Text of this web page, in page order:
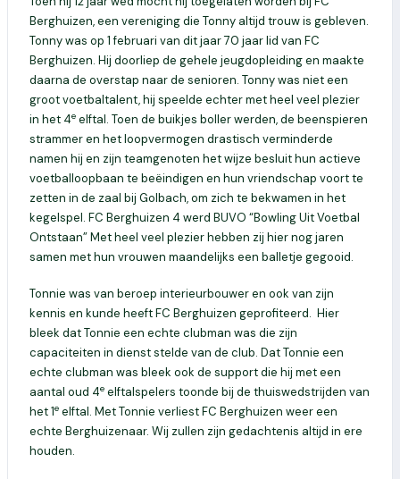
Berghuizen, een vereniging die Tonny altijd trouw is gebleven.
Tonny was op 1 februari van dit jaar 70 jaar lid van FC
Berghuizen. Hij doorliep de gehele jeugdopleiding en maakte
daarna de overstap naar de senioren. Tonny was niet een
groot voetbaltalent, hij speelde echter met heel veel plezier
in het 4e elftal. Toen de buikjes boller werden, de beenspieren
strammer en het loopvermogen drastisch verminderde
namen hij en zijn teamgenoten het wijze besluit hun actieve
voetballoopbaan te beëindigen en hun vriendschap voort te
zetten in de zaal bij Golbach, om zich te bekwamen in het
kegelspel. FC Berghuizen 4 werd BUVO “Bowling Uit Voetbal
Ontstaan” Met heel veel plezier hebben zij hier nog jaren
samen met hun vrouwen maandelijks een balletje gegooid.
Tonnie was van beroep interieurbouwer en ook van zijn
kennis en kunde heeft FC Berghuizen geprofiteerd. Hier
bleek dat Tonnie een echte clubman was die zijn
capaciteiten in dienst stelde van de club. Dat Tonnie een
echte clubman was bleek ook de support die hij met een
aantal oud 4e elftalspelers toonde bij de thuiswedstrijden van
het 1e elftal. Met Tonnie verliest FC Berghuizen weer een
echte Berghuizenaar. Wij zullen zijn gedachtenis altijd in ere
houden.